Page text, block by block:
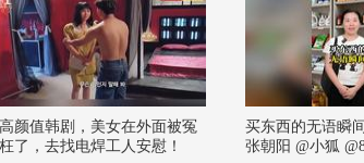
高颜值韩剧，美女在外面被冤
枉了，去找电焊工人安慰！
买东西的无语瞬
张朝阳 @小狐